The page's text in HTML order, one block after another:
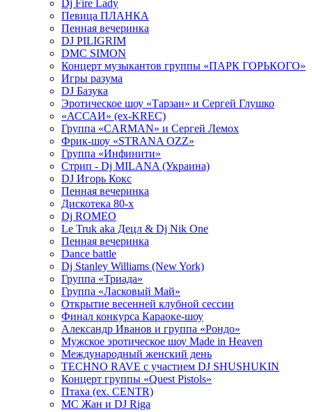
Dj Fire Lady
Певица ПЛАНКА
Пенная вечеринка
DJ PILIGRIM
DMC SIMON
Концерт музыкантов группы «ПАРК ГОРЬКОГО»
Игры разума
DJ Базука
Эротическое шоу «Тарзан» и Сергей Глушко
«АССАИ» (ex-KREC)
Группа «CARMAN» и Сергей Лемох
Фрик-шоу «STRANA OZZ»
Группа «Инфинити»
Стрип - Dj MILANA (Украина)
DJ Игорь Кокс
Пенная вечеринка
Дискотека 80-х
Dj ROMEO
Le Truk aka Децл & Dj Nik One
Пенная вечеринка
Dance battle
Dj Stanley Williams (New York)
Группа «Триада»
Группа «Ласковый Май»
Открытие весенней клубной сессии
Финал конкурса Караоке-шоу
Александр Иванов и группа «Рондо»
Мужское эротическое шоу Made in Heaven
Международный женский день
TECHNO RAVE с участием DJ SHUSHUKIN
Концерт группы «Quest Pistols»
Птаха (ex. CENTR)
МС Жан и DJ Riga